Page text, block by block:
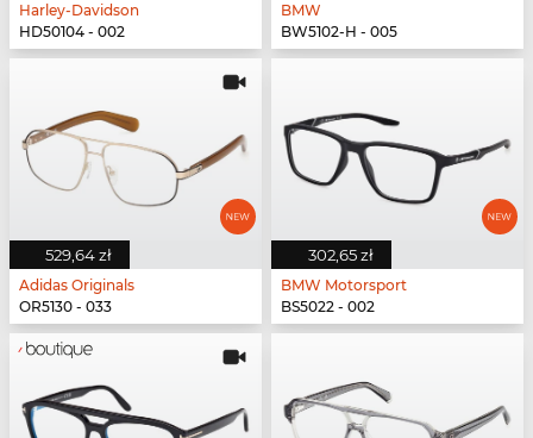
Harley-Davidson
HD50104 - 002
BMW
BW5102-H - 005
529,64 zł
Adidas Originals
OR5130 - 033
302,65 zł
BMW Motorsport
BS5022 - 002